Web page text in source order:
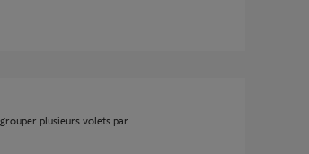
plusieurs volets par